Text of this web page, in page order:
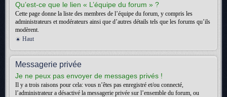
Qu’est-ce que le lien « L’équipe du forum » ?
Cette page donne la liste des membres de l’équipe du forum, y compris les
administrateurs et modérateurs ainsi que d’autres détails tels que les forums qu’ils
modèrent.
Haut
Messagerie privée
Je ne peux pas envoyer de messages privés !
Il y a trois raisons pour cela: vous n’êtes pas enregistré et/ou connecté,
l’administrateur a désactivé la messagerie privée sur l’ensemble du forum, ou